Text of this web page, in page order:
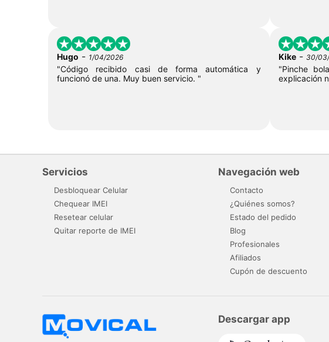
Hugo - 1/04/2026
"Código recibido casi de forma automática y
funcionó de una. Muy buen servicio. "
Kike- 30/
"Pinche
explicación
Servicios
Desbloquear Celular
Chequear IMEI
Resetear celular
Quitar reporte de IMEI
Navegación web
Contacto
¿Quiénes somos?
Estado del pedido
Blog
Profesionales
Afiliados
Cupón de descuento
Descargar app